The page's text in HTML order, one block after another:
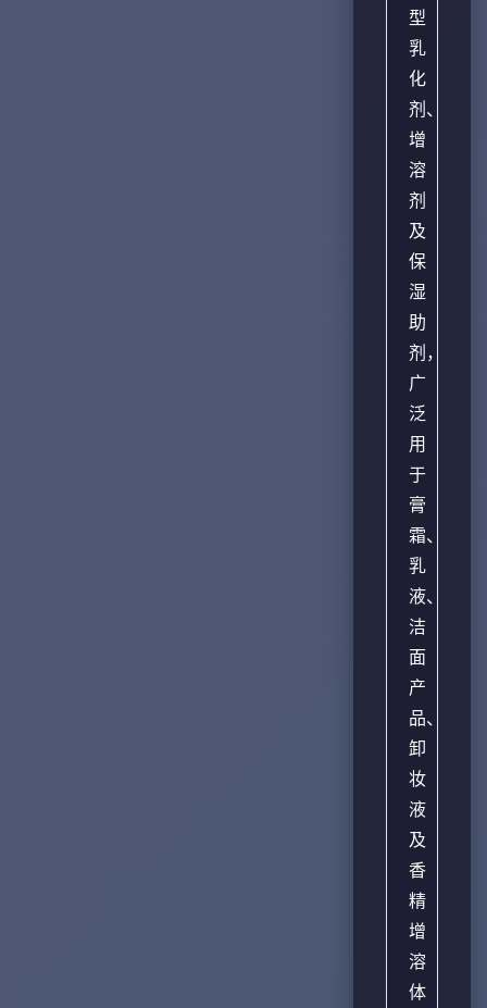
型
乳
化
剂、
增
溶
剂
及
保
湿
助
剂，
广
泛
用
于
膏
霜、
乳
液、
洁
面
产
品、
卸
妆
液
及
香
精
增
溶
体